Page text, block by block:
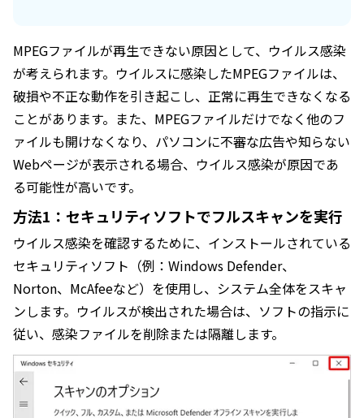
MPEGファイルが再生できない原因として、ウイルス感染
が考えられます。ウイルスに感染したMPEGファイルは、
破損や不正な動作を引き起こし、正常に再生できなくなる
ことがあります。また、MPEGファイルだけでなく他のフ
ァイルも開けなくなり、パソコンに不審な広告や知らない
Webページが表示される場合、ウイルス感染が原因であ
る可能性が高いです。
方法1：セキュリティソフトでフルスキャンを実行
ウイルス感染を確認するために、インストールされている
セキュリティソフト（例：Windows Defender、
Norton、McAfeeなど）を使用し、システム全体をスキャ
ンします。ウイルスが検出された場合は、ソフトの指示に
従い、感染ファイルを削除または隔離します。